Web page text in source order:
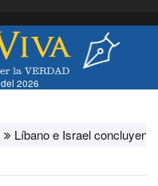
navigation
2026
e Israel concluyen